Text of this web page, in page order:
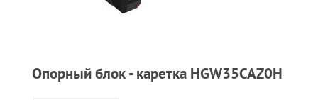
Опорный блок - каретка HGW35CAZ0H